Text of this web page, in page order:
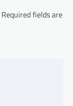
Required fields are